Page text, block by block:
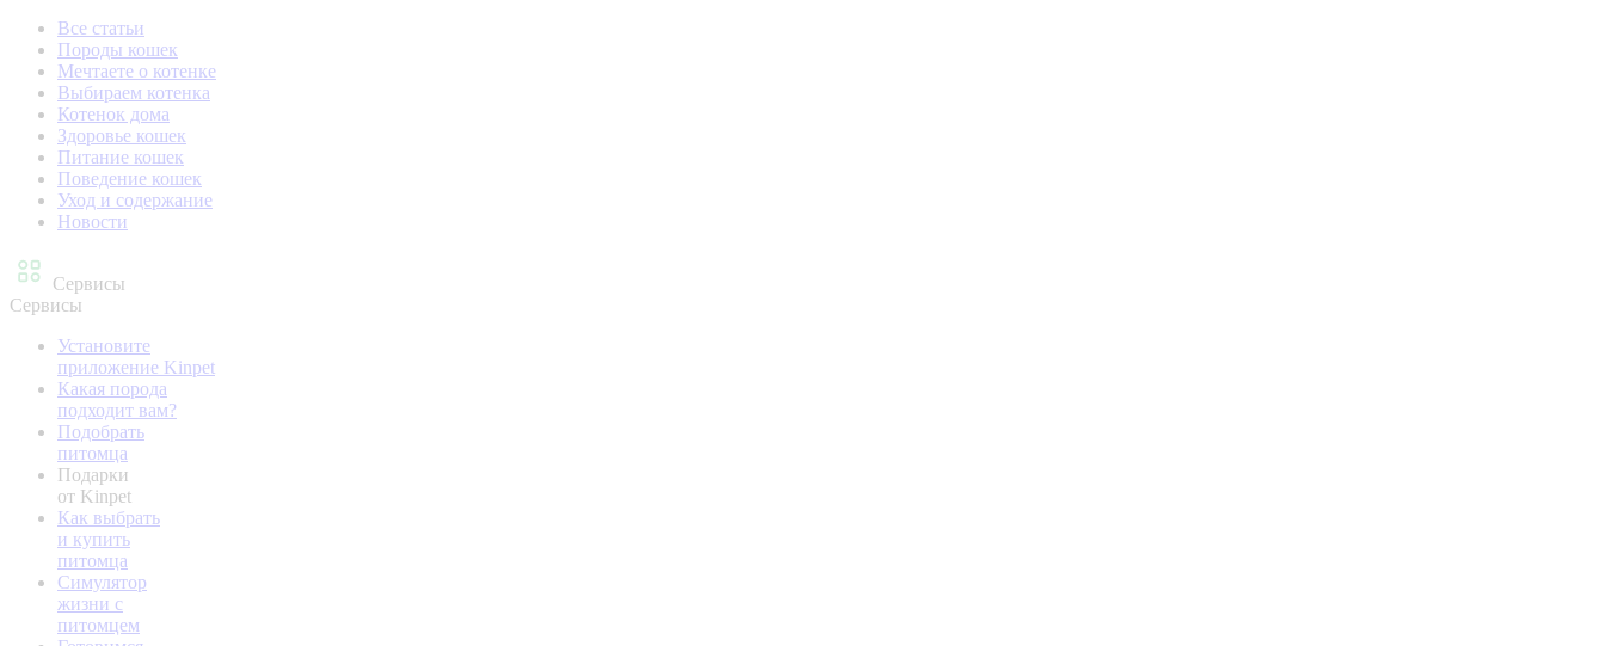
Все статьи
Породы кошек
Мечтаете о котенке
Выбираем котенка
Котенок дома
Здоровье кошек
Питание кошек
Поведение кошек
Уход и содержание
Новости
Сервисы
Сервисы
Установите
приложение Kinpet
Какая порода
подходит вам?
Подобрать
питомца
Подарки
от Kinpet
Как выбрать
и купить
питомца
Симулятор
жизни с
питомцем